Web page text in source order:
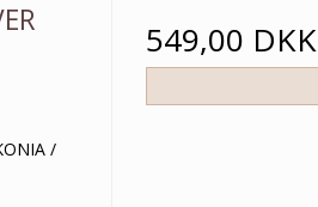
/
549,00 DKK